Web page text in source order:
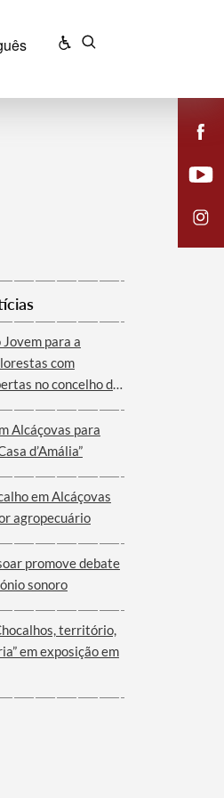
para a
com
no concelho de
Alcáçovas para
d’Amália”
em Alcáçovas
agropecuário
promove debate
sonoro
território,
em exposição em